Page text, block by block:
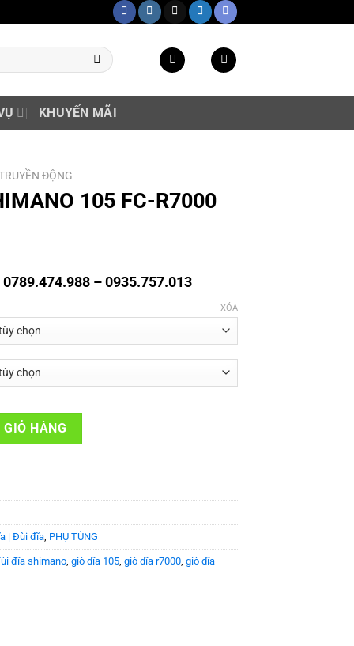
KHUYẾN MÃI
ĐỘNG
105 FC-R7000
– 0935.757.013
XÓA
số lượng
HÀNG
| Đùi đĩa PHỤ TÙNG
đĩa shimano giò dĩa 105 giò dĩa r7000 giò dĩa